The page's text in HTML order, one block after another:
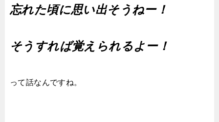
忘れた頃に思い出そうねー！
そうすれば覚えられるよー！
って話なんですね。